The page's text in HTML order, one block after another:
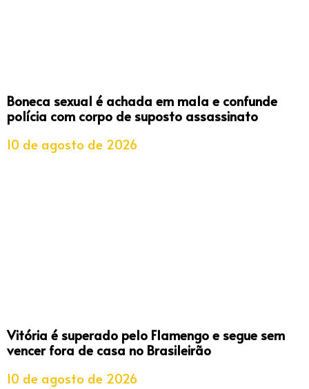
Boneca sexual é achada em mala e confunde
polícia com corpo de suposto assassinato
10 de agosto de 2026
Vitória é superado pelo Flamengo e segue sem
vencer fora de casa no Brasileirão
10 de agosto de 2026